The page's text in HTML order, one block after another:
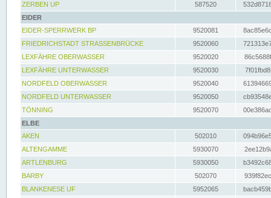
ZERBEN UP
587520
EIDER
EIDER-SPERRWERK BP
9520081
FRIEDRICHSTADT STRASSENBRÜCKE
9520060
LEXFÄHRE OBERWASSER
9520020
LEXFÄHRE UNTERWASSER
9520030
NORDFELD OBERWASSER
9520040
NORDFELD UNTERWASSER
9520050
TÖNNING
9520070
ELBE
AKEN
502010
ALTENGAMME
5930070
ARTLENBURG
5930050
BARBY
502070
BLANKENESE UF
5952065